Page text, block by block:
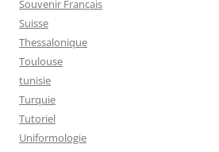
Souvenir Français
Suisse
Thessalonique
Toulouse
tunisie
Turquie
Tutoriel
Uniformologie